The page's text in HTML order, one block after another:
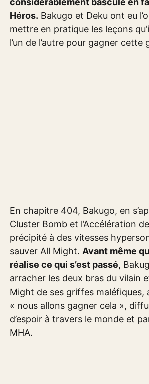
Héros. Bakugo et Deku ont eu
mettre en pratique les leçons
l’un de l’autre pour gagner cette
En chapitre 404, Bakugo, en
Cluster Bomb et l’Accélération
précipité à des vitesses
sauver All Might. Avant même
réalise ce qui s’est passé,
arracher les deux bras du vilain
Might de ses griffes maléfiques,
« nous allons gagner cela »,
d’espoir à travers le monde et
MHA.